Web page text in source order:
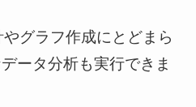
グラフ作成にとどまら
ータ分析も実行できま